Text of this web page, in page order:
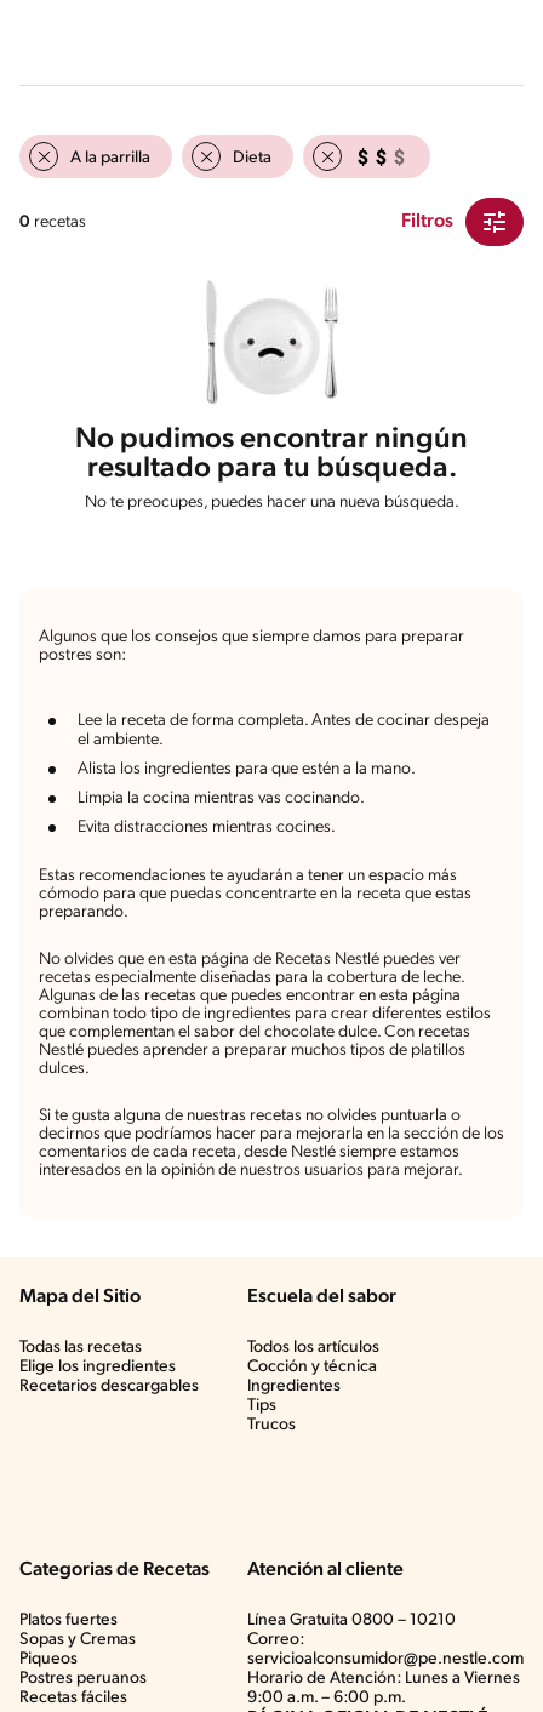
A la parrilla Dieta
0 recetas Filtros
No pudimos encontrar ningún
resultado para tu búsqueda.
No te preocupes, puedes hacer una nueva búsqueda.
Algunos que los consejos que siempre damos para preparar
postres son:
Lee la receta de forma completa. Antes de cocinar despeja
el ambiente.
Alista los ingredientes para que estén a la mano.
Limpia la cocina mientras vas cocinando.
Evita distracciones mientras cocines.
Estas recomendaciones te ayudarán a tener un espacio más
cómodo para que puedas concentrarte en la receta que estas
preparando.
No olvides que en esta página de Recetas Nestlé puedes ver
recetas especialmente diseñadas para la cobertura de leche.
Algunas de las recetas que puedes encontrar en esta página
combinan todo tipo de ingredientes para crear diferentes estilos
que complementan el sabor del chocolate dulce. Con recetas
Nestlé puedes aprender a preparar muchos tipos de platillos
dulces.
Si te gusta alguna de nuestras recetas no olvides puntuarla o
decirnos que podríamos hacer para mejorarla en la sección de los
comentarios de cada receta, desde Nestlé siempre estamos
interesados en la opinión de nuestros usuarios para mejorar.
Mapa del Sitio
Todas las recetas
Elige los ingredientes
Recetarios descargables
Escuela del sabor
Todos los artículos
Cocción y técnica
Ingredientes
Tips
Trucos
Categorias de Recetas
Platos fuertes
Sopas y Cremas
Piqueos
Postres peruanos
Recetas fáciles
Atención al cliente
Línea Gratuita 0800 – 10210
Correo:
servicioalconsumidor@pe.nestle.com
Horario de Atención: Lunes a Viernes
9:00 a.m. – 6:00 p.m.